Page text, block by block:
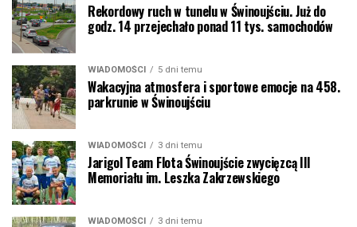
Rekordowy ruch w tunelu w Świnoujściu. Już do
godz. 14 przejechało ponad 11 tys. samochodów
WIADOMOŚCI 5 dni temu
Wakacyjna atmosfera i sportowe emocje na 458.
parkrunie w Świnoujściu
WIADOMOŚCI 3 dni temu
Jarigol Team Flota Świnoujście zwycięzcą III
Memoriału im. Leszka Zakrzewskiego
WIADOMOŚCI 3 dni temu